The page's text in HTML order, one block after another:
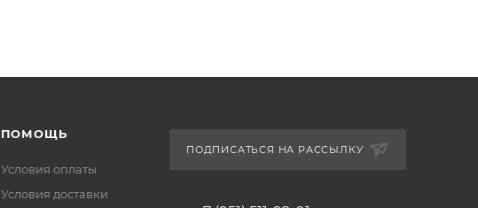
ПОМОЩЬ
Условия оплаты
Условия доставки
ПОДПИСАТЬСЯ НА РАССЫЛКУ